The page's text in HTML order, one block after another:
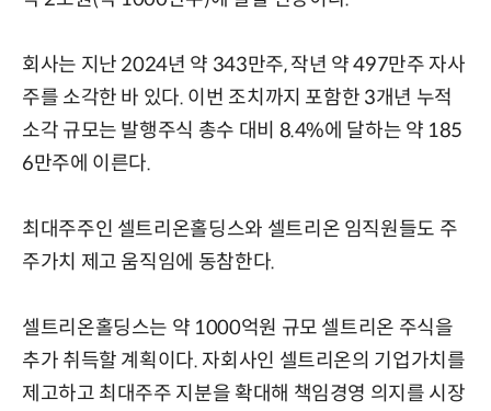
회사는 지난 2024년 약 343만주, 작년 약 497만주 자사
주를 소각한 바 있다. 이번 조치까지 포함한 3개년 누적
소각 규모는 발행주식 총수 대비 8.4%에 달하는 약 185
6만주에 이른다.
최대주주인 셀트리온홀딩스와 셀트리온 임직원들도 주
주가치 제고 움직임에 동참한다.
셀트리온홀딩스는 약 1000억원 규모 셀트리온 주식을
추가 취득할 계획이다. 자회사인 셀트리온의 기업가치를
제고하고 최대주주 지분을 확대해 책임경영 의지를 시장